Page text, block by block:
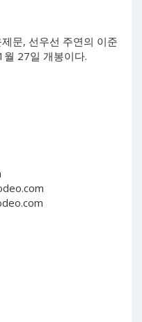
문, 선우선 주연의 이준
월 27일 개봉이다.